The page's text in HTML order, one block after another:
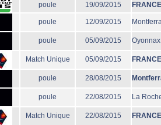
poule
19/09/2015 FRANCE
poule 12/09/2015
poule 05/09/2015 Oyonnax
Match Unique 05/09/2015 FRANCE
poule 28/08/2015
poule 22/08/2015 La
Match Unique 22/08/2015 FRANCE